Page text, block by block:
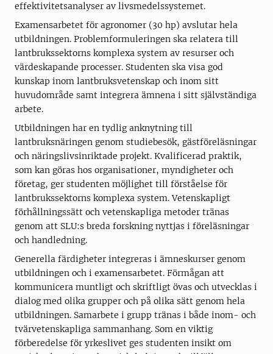
effektivitetsanalyser av livsmedelssystemet.
Examensarbetet för agronomer (30 hp) avslutar hela
utbildningen. Problemformuleringen ska relatera till
lantbrukssektorns komplexa system av resurser och
värdeskapande processer. Studenten ska visa god
kunskap inom lantbruksvetenskap och inom sitt
huvudområde samt integrera ämnena i sitt självständiga
arbete.
Utbildningen har en tydlig anknytning till
lantbruksnäringen genom studiebesök, gästföreläsningar
och näringslivsinriktade projekt. Kvalificerad praktik,
som kan göras hos organisationer, myndigheter och
företag, ger studenten möjlighet till förståelse för
lantbrukssektorns komplexa system. Vetenskapligt
förhållningssätt och vetenskapliga metoder tränas
genom att SLU:s breda forskning nyttjas i föreläsningar
och handledning.
Generella färdigheter integreras i ämneskurser genom
utbildningen och i examensarbetet. Förmågan att
kommunicera muntligt och skriftligt övas och utvecklas i
dialog med olika grupper och på olika sätt genom hela
utbildningen. Samarbete i grupp tränas i både inom- och
tvärvetenskapliga sammanhang. Som en viktig
förberedelse för yrkeslivet ges studenten insikt om